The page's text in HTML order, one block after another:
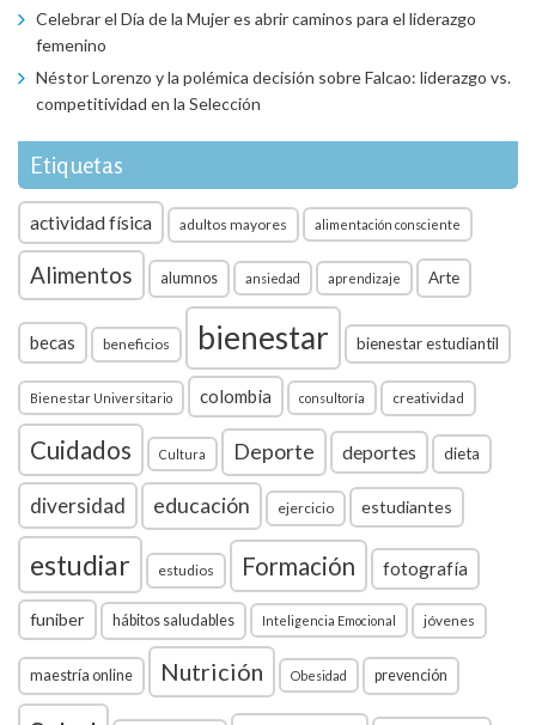
Celebrar el Día de la Mujer es abrir caminos para el liderazgo
femenino
Néstor Lorenzo y la polémica decisión sobre Falcao: liderazgo vs.
competitividad en la Selección
Etiquetas
actividad física adultos mayores alimentación consciente
Alimentos alumnos ansiedad aprendizaje Arte
becas beneficios bienestar bienestar estudiantil
Bienestar Universitario colombia consultoría creatividad
Cuidados Cultura Deporte deportes dieta
diversidad educación ejercicio estudiantes
estudiar estudios Formación fotografía
funiber hábitos saludables Inteligencia Emocional jóvenes
maestría online Nutrición Obesidad prevención